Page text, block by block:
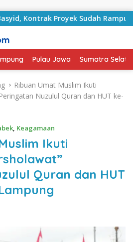
Proyek Sudah Rampung
Pulau Jawa Sumatra
Ribuan Umat Muslim Ikuti
Nuzulul Quran dan HUT ke-
, Keagamaan
Ikuti
Quran dan HUT